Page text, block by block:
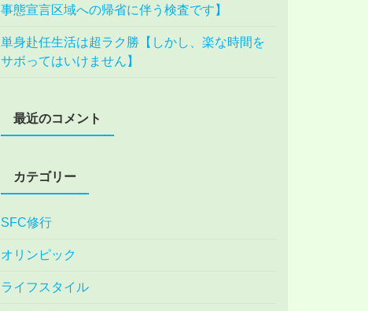
事態宣言区域への帰省に伴う検査です】
単身赴任生活は超ラク勝【しかし、楽な時間を
サボってはいけません】
最近のコメント
カテゴリー
SFC修行
オリンピック
ライフスタイル